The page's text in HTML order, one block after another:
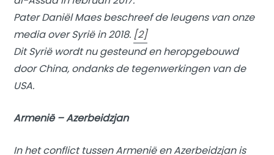
Pater Daniël Maes beschreef de leugens van onze
media over Syrië in 2018. [2]
Dit Syrië wordt nu gesteund en heropgebouwd
door China, ondanks de tegenwerkingen van de
USA.
Armenië – Azerbeidzjan
In het conflict tussen Armenië en Azerbeidzjan is